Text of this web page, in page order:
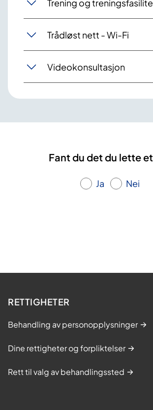
Trening og
Trådløst nett - Wi-Fi
Videokonsultasjon
Fant du det du lette
Ja Nei
RETTIGHETER
Behandling av personopplysninger
Dine rettigheter og forpliktelser
Rett til valg av behandlingssted